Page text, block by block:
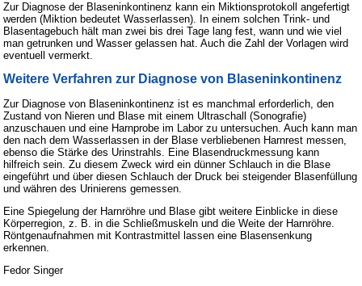
Zur Diagnose der Blaseninkontinenz kann ein Miktionsprotokoll angefertigt
werden (Miktion bedeutet Wasserlassen). In einem solchen Trink- und
Blasentagebuch hält man zwei bis drei Tage lang fest, wann und wie viel
man getrunken und Wasser gelassen hat. Auch die Zahl der Vorlagen wird
eventuell vermerkt.
Weitere Verfahren zur Diagnose von Blaseninkontinenz
Zur Diagnose von Blaseninkontinenz ist es manchmal erforderlich, den
Zustand von Nieren und Blase mit einem Ultraschall (Sonografie)
anzuschauen und eine Harnprobe im Labor zu untersuchen. Auch kann man
den nach dem Wasserlassen in der Blase verbliebenen Harnrest messen,
ebenso die Stärke des Urinstrahls. Eine Blasendruckmessung kann
hilfreich sein. Zu diesem Zweck wird ein dünner Schlauch in die Blase
eingeführt und über diesen Schlauch der Druck bei steigender Blasenfüllung
und währen des Urinierens gemessen.
Eine Spiegelung der Harnröhre und Blase gibt weitere Einblicke in diese
Körperregion, z. B. in die Schließmuskeln und die Weite der Harnröhre.
Röntgenaufnahmen mit Kontrastmittel lassen eine Blasensenkung
erkennen.
Fedor Singer